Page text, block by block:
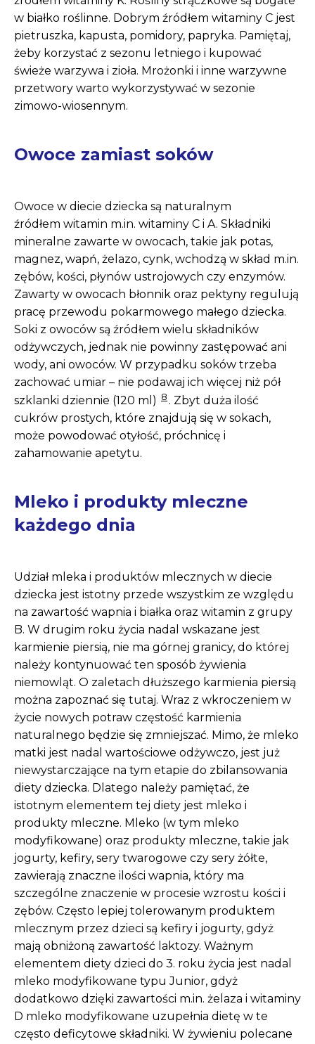
w białko roślinne. Dobrym źródłem witaminy C jest
pietruszka, kapusta, pomidory, papryka. Pamiętaj,
żeby korzystać z sezonu letniego i kupować
świeże warzywa i zioła. Mrożonki i inne warzywne
przetwory warto wykorzystywać w sezonie
zimowo-wiosennym.
Owoce zamiast soków
Owoce w diecie dziecka są naturalnym
źródłem witamin m.in. witaminy C i A. Składniki
mineralne zawarte w owocach, takie jak potas,
magnez, wapń, żelazo, cynk, wchodzą w skład m.in.
zębów, kości, płynów ustrojowych czy enzymów.
Zawarty w owocach błonnik oraz pektyny regulują
pracę przewodu pokarmowego małego dziecka.
Soki z owoców są źródłem wielu składników
odżywczych, jednak nie powinny zastępować ani
wody, ani owoców. W przypadku soków trzeba
zachować umiar – nie podawaj ich więcej niż pół
szklanki dziennie (120 ml) 8 . Zbyt duża ilość
cukrów prostych, które znajdują się w sokach,
może powodować otyłość, próchnicę i
zahamowanie apetytu.
Mleko i produkty mleczne
każdego dnia
Udział mleka i produktów mlecznych w diecie
dziecka jest istotny przede wszystkim ze względu
na zawartość wapnia i białka oraz witamin z grupy
B. W drugim roku życia nadal wskazane jest
karmienie piersią, nie ma górnej granicy, do której
należy kontynuować ten sposób żywienia
niemowląt. O zaletach dłuższego karmienia piersią
można zapoznać się tutaj. Wraz z wkroczeniem w
życie nowych potraw częstość karmienia
naturalnego będzie się zmniejszać. Mimo, że mleko
matki jest nadal wartościowe odżywczo, jest już
niewystarczające na tym etapie do zbilansowania
diety dziecka. Dlatego należy pamiętać, że
istotnym elementem tej diety jest mleko i
produkty mleczne. Mleko (w tym mleko
modyfikowane) oraz produkty mleczne, takie jak
jogurty, kefiry, sery twarogowe czy sery żółte,
zawierają znaczne ilości wapnia, który ma
szczególne znaczenie w procesie wzrostu kości i
zębów. Często lepiej tolerowanym produktem
mlecznym przez dzieci są kefiry i jogurty, gdyż
mają obniżoną zawartość laktozy. Ważnym
elementem diety dzieci do 3. roku życia jest nadal
mleko modyfikowane typu Junior, gdyż
dodatkowo dzięki zawartości m.in. żelaza i witaminy
D mleko modyfikowane uzupełnia dietę w te
często deficytowe składniki. W żywieniu polecane